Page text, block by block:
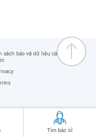
Tìm bác sĩ
sách bảo vệ dữ liệu cá nhân của